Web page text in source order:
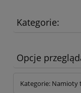
Kategorie:
Opcje
Kategorie: Namioty